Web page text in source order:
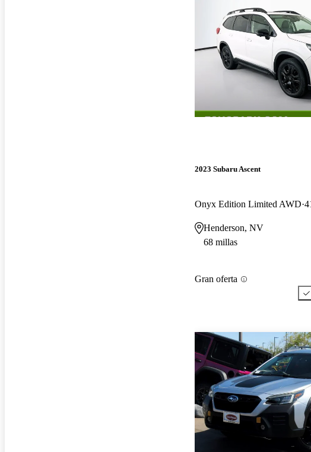
2023 Subaru Ascent
Onyx Edition Limited AWD
Henderson, NV
68 millas
Gran oferta